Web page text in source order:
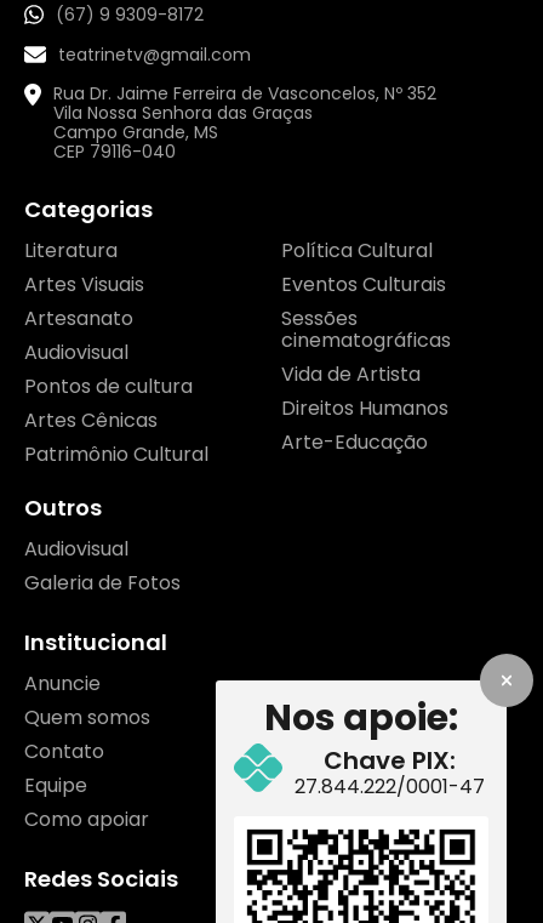
Nos apoie:
Chave PIX:
27.844.222/0001-47
(67) 9 9309-8172
teatrinetv@gmail.com
Rua Dr. Jaime Ferreira de Vasconcelos, Nº 352
Vila Nossa Senhora das Graças
Campo Grande, MS
CEP 79116-040
Categorias
Literatura
Artes Visuais
Artesanato
Audiovisual
Pontos de cultura
Artes Cênicas
Patrimônio Cultural
Política Cultural
Eventos Culturais
Sessões
cinematográficas
Vida de Artista
Direitos Humanos
Arte-Educação
Outros
Audiovisual
Galeria de Fotos
Institucional
Anuncie
Quem somos
Contato
Equipe
Como apoiar
Redes Sociais